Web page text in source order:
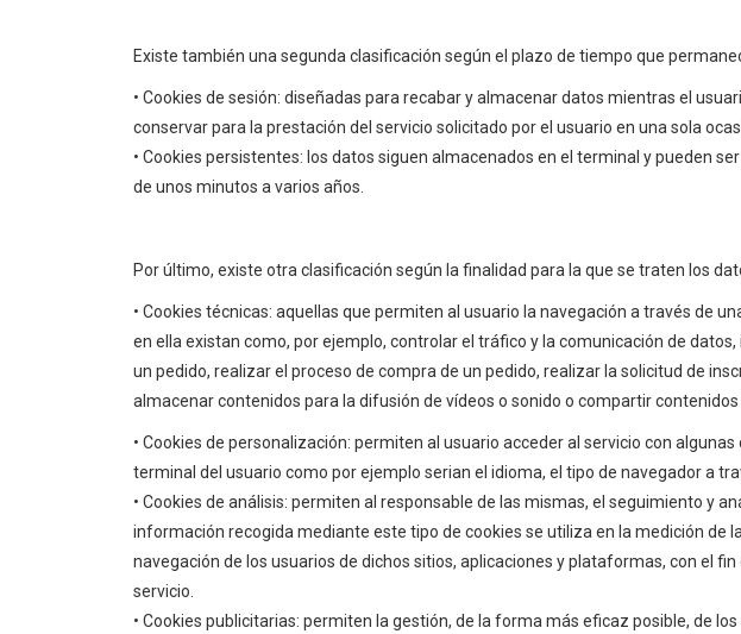
Existe también una segunda clasificación según el plazo de tiempo que
• Cookies de sesión: diseñadas para recabar y almacenar datos mientras el
conservar para la prestación del servicio solicitado por el usuario en una sola
• Cookies persistentes: los datos siguen almacenados en el terminal y pueden
de unos minutos a varios años.
Por último, existe otra clasificación según la finalidad para la que se traten los
• Cookies técnicas: aquellas que permiten al usuario la navegación a través de
en ella existan como, por ejemplo, controlar el tráfico y la comunicación de
un pedido, realizar el proceso de compra de un pedido, realizar la solicitud de
almacenar contenidos para la difusión de vídeos o sonido o compartir contenidos
• Cookies de personalización: permiten al usuario acceder al servicio con
terminal del usuario como por ejemplo serian el idioma, el tipo de navegador a
• Cookies de análisis: permiten al responsable de las mismas, el seguimiento y
información recogida mediante este tipo de cookies se utiliza en la medición de
navegación de los usuarios de dichos sitios, aplicaciones y plataformas, con el
servicio.
• Cookies publicitarias: permiten la gestión, de la forma más eficaz posible, de los